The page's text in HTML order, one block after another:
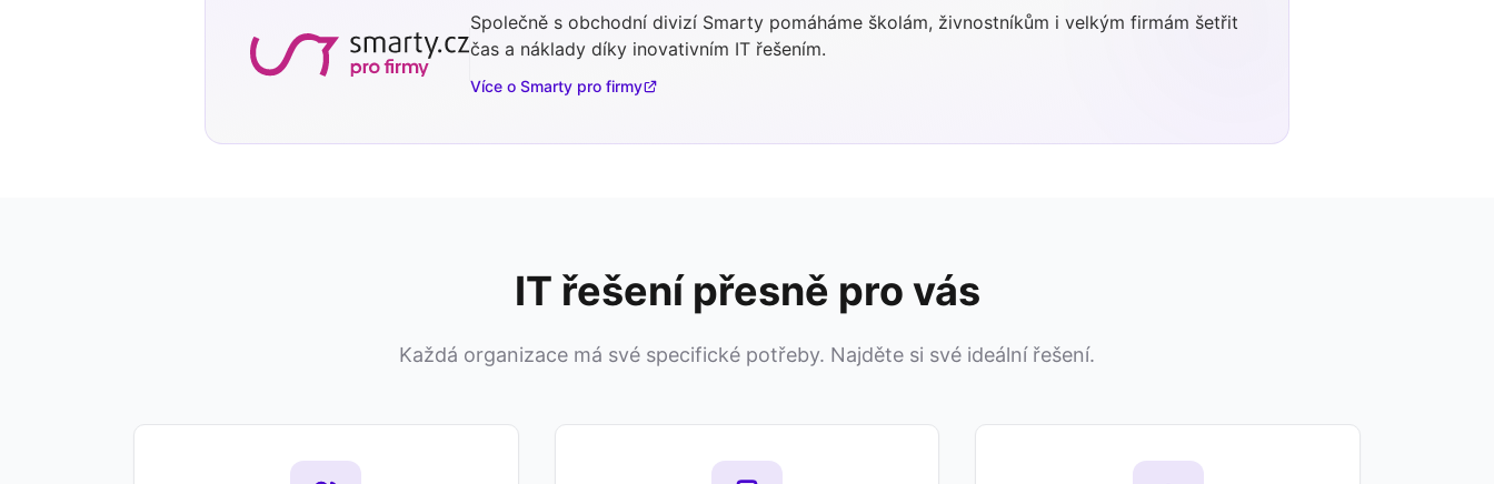
Společně s obchodní divizí Smarty pomáháme školám, živnostníkům i velkým firmám šetřit
čas a náklady díky inovativním IT řešením.
Více o Smarty pro firmy
IT řešení přesně pro vás
Každá organizace má své specifické potřeby. Najděte si své ideální řešení.